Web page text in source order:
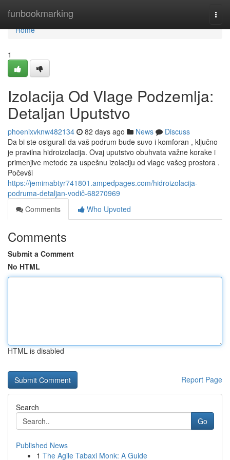
funbookmarking
Home
Home
1
Izolacija Od Vlage Podzemlja:
Detaljan Uputstvo
phoenixvknw482134 82 days ago News
Discuss
Da bi ste osigurali da vaš podrum bude suvo i komforan , ključno
je pravilna hidroizolacija. Ovaj uputstvo obuhvata važne korake i
primenjive metode za uspešnu izolaciju od vlage vašeg prostora .
Počevši
https://jemimabtyr741801.ampedpages.com/hidroizolacija-
podruma-detaljan-vodič-68270969
Comments
Who Upvoted
Comments
Submit a Comment
No HTML
HTML is disabled
Report Page
Search
Go
Published News
1 The Agile Tabaxi Monk: A Guide